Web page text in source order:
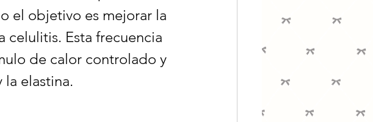
el objetivo es mejorar la
celulitis. Esta frecuencia
de calor controlado y
elastina.